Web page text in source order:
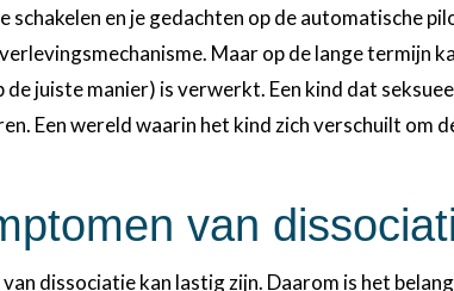
schakelen en je gedachten op de automatische
Maar op de lange termijn
de juiste manier) is verwerkt. Een kind dat
Een wereld waarin het kind zich verschuilt om
van
dissociatie kan lastig zijn. Daarom is het